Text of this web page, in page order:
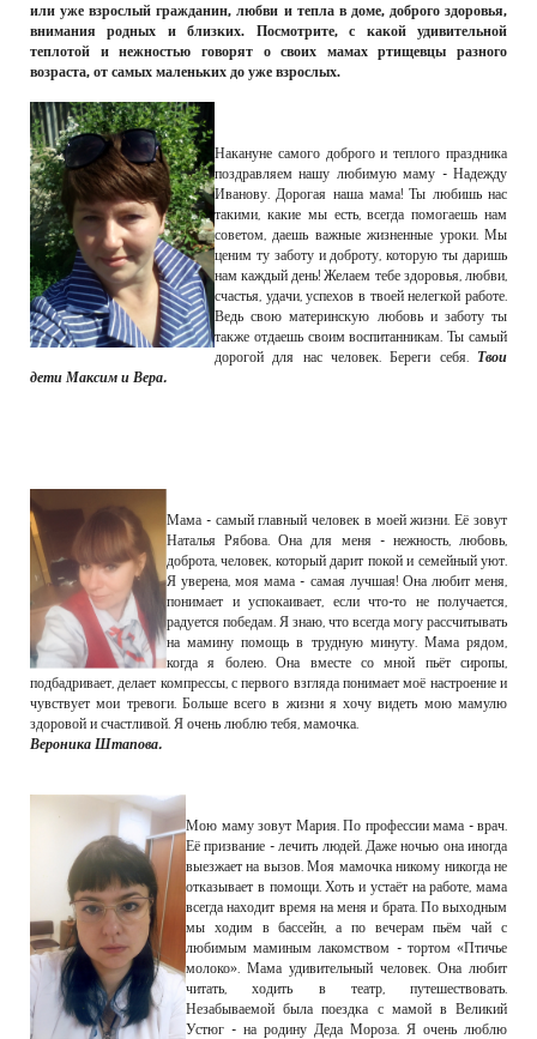
или уже взрослый гражданин, любви и тепла в доме, доброго здоровья,
внимания родных и близких. Посмотрите, с какой удивительной
теплотой и нежностью говорят о своих мамах ртищевцы разного
возраста, от самых маленьких до уже взрослых.
Накануне самого доброго и теплого праздника
поздравляем нашу любимую маму - Надежду
Иванову. Дорогая наша мама! Ты любишь нас
такими, какие мы есть, всегда помогаешь нам
советом, даешь важные жизненные уроки. Мы
ценим ту заботу и доброту, которую ты даришь
нам каждый день! Желаем тебе здоровья, любви,
счастья, удачи, успехов в твоей нелегкой работе.
Ведь свою материнскую любовь и заботу ты
также отдаешь своим воспитанникам. Ты самый
дорогой для нас человек. Береги себя. Твои
дети Максим и Вера.
Мама - самый главный человек в моей жизни. Её зовут
Наталья Рябова. Она для меня - нежность, любовь,
доброта, человек, который дарит покой и семейный уют.
Я уверена, моя мама - самая лучшая! Она любит меня,
понимает и успокаивает, если что-то не получается,
радуется победам. Я знаю, что всегда могу рассчитывать
на мамину помощь в трудную минуту. Мама рядом,
когда я болею. Она вместе со мной пьёт сиропы,
подбадривает, делает компрессы, с первого взгляда понимает моё настроение и
чувствует мои тревоги. Больше всего в жизни я хочу видеть мою мамулю
здоровой и счастливой. Я очень люблю тебя, мамочка.
Вероника Штапова.
Мою маму зовут Мария. По профессии мама - врач.
Её призвание - лечить людей. Даже ночью она иногда
выезжает на вызов. Моя мамочка никому никогда не
отказывает в помощи. Хоть и устаёт на работе, мама
всегда находит время на меня и брата. По выходным
мы ходим в бассейн, а по вечерам пьём чай с
любимым маминым лакомством - тортом «Птичье
молоко». Мама удивительный человек. Она любит
читать, ходить в театр, путешествовать.
Незабываемой была поездка с мамой в Великий
Устюг - на родину Деда Мороза. Я очень люблю